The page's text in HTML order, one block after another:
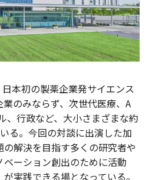
本初の製薬企業発サイエンス
のみならず、次世代医療、A
、行政など、大小さまざまな約
る。今回の対談に出演した加
解決を目指す多くの研究者や
ーション創出のために活動
実践できる場となっている。